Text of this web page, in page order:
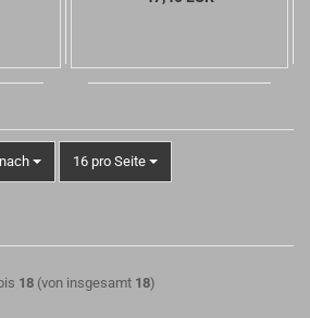
16 pro Seite
pro Seite
18(von insgesamt 18)